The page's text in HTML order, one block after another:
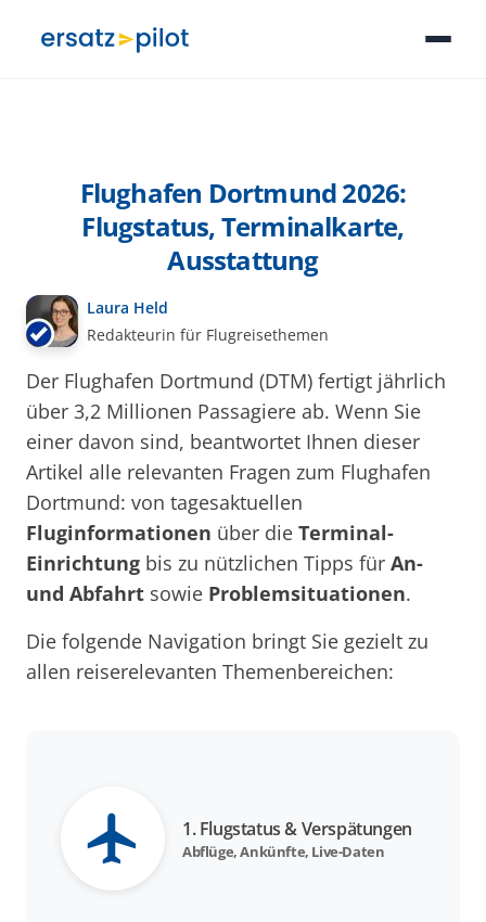
Flughafen Dortmund 2026:
Flugstatus, Terminalkarte,
Ausstattung
Laura Held
Redakteurin für Flugreisethemen
Der Flughafen Dortmund (DTM) fertigt jährlich
über 3,2 Millionen Passagiere ab. Wenn Sie
einer davon sind, beantwortet Ihnen dieser
Artikel alle relevanten Fragen zum Flughafen
Dortmund: von tagesaktuellen
Fluginformationen über die Terminal-
Einrichtung bis zu nützlichen Tipps für An-
und Abfahrt sowie Problemsituationen.
Die folgende Navigation bringt Sie gezielt zu
allen reiserelevanten Themenbereichen:
1. Flugstatus & Verspätungen
Abflüge, Ankünfte, Live-Daten